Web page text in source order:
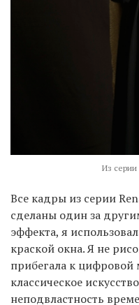
Из серии
Все кадры из серии
сделаны один за
эффекта, я
краской окна. Я не
прибегала к
классическое
неподвластность